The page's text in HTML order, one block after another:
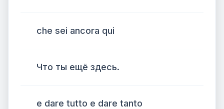
che sei ancora qui
Что ты ещё здесь.
e dare tutto e dare tanto